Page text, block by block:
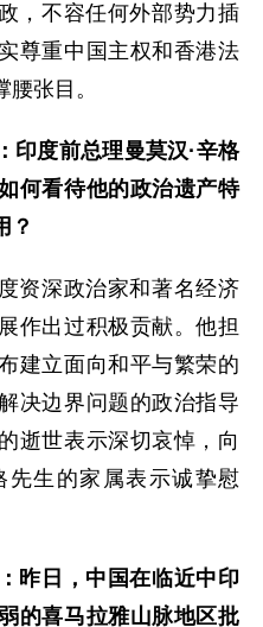
，不容任何外部势力插
尊重中国主权和香港法
张目。
印度前总理曼莫汉·辛格
何看待他的政治遗产特
？
资深政治家和著名经济
作出过积极贡献。他担
建立面向和平与繁荣的
决边界问题的政治指导
逝世表示深切哀悼，向
先生的家属表示诚挚慰
昨日，中国在临近中印
的喜马拉雅山脉地区批